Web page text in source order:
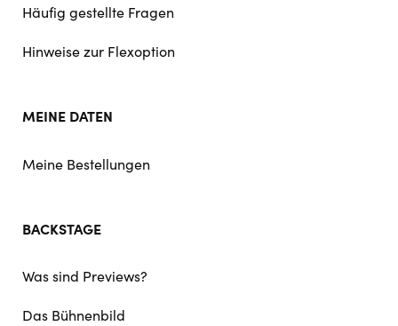
Häufig gestellte Fragen
Hinweise zur Flexoption
MEINE DATEN
Meine Bestellungen
BACKSTAGE
Was sind Previews?
Das Bühnenbild